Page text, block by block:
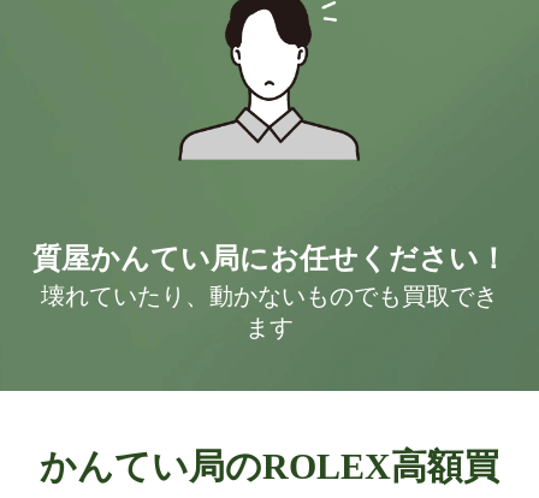
質屋かんてい局にお任せください！
壊れていたり、動かないものでも買取でき
ます
かんてい局のROLEX高額買